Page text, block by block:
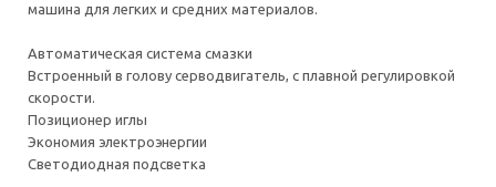
машина для легких и средних материалов.
Автоматическая система смазки
Встроенный в голову серводвигатель, с плавной регулировкой
скорости.
Позиционер иглы
Экономия электроэнергии
Светодиодная подсветка